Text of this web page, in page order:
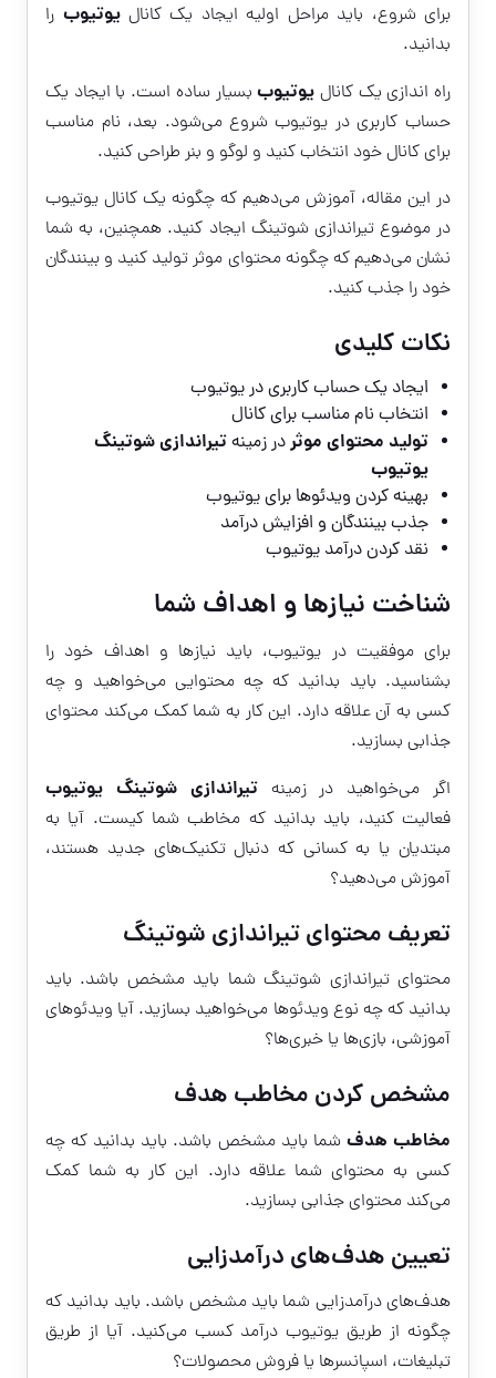
برای شروع، باید مراحل اولیه ایجاد یک کانالیوتیوب را
بدانید.
راه اندازی یک کانال یوتیوببسیار ساده است. با ایجاد یک
حساب کاربری در یوتیوب شروع می‌شود. بعد، نام مناسب
برای کانال خود انتخاب کنید و لوگو و بنر طراحی کنید.
در این مقاله، آموزش می‌دهیم که چگونه یک کانال یوتیوب
در موضوع تیراندازی شوتینگ ایجاد کنید. همچنین، به شما
نشان می‌دهیم که چگونه محتوای موثر تولید کنید و بینندگان
خود را جذب کنید.
نکات کلیدی
ایجاد یک حساب کاربری در یوتیوب
انتخاب نام مناسب برای کانال
تولید محتوای موثردر زمینهتیراندازی شوتینگ
یوتیوب
بهینه کردن ویدئوها برای یوتیوب
جذب بینندگان و افزایش درآمد
نقد کردن درآمد یوتیوب
شناخت نیازها و اهداف شما
برای موفقیت در یوتیوب، باید نیازها و اهداف خود را
بشناسید. باید بدانید که چه محتوایی می‌خواهید و چه
کسی به آن علاقه دارد. این کار به شما کمک می‌کند محتوای
جذابی بسازید.
اگر می‌خواهید در زمینهتیراندازی شوتینگ یوتیوب
فعالیت کنید، باید بدانید که مخاطب شما کیست. آیا به
مبتدیان یا به کسانی که دنبال تکنیک‌های جدید هستند،
آموزش می‌دهید؟
تعریف محتوای تیراندازی شوتینگ
محتوای تیراندازی شوتینگ شما باید مشخص باشد. باید
بدانید که چه نوع ویدئوها می‌خواهید بسازید. آیا ویدئوهای
آموزشی، بازی‌ها یا خبری‌ها؟
مشخص کردن مخاطب هدف
مخاطب هدف شما باید مشخص باشد. باید بدانید که چه
کسی به محتوای شما علاقه دارد. این کار به شما کمک
می‌کند محتوای جذابی بسازید.
تعیین هدف‌های درآمدزایی
هدف‌های درآمدزایی شما باید مشخص باشد. باید بدانید که
چگونه از طریق یوتیوب درآمد کسب می‌کنید. آیا از طریق
تبلیغات، اسپانسرها یا فروش محصولات؟